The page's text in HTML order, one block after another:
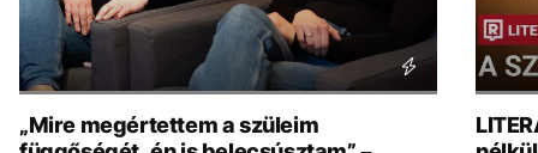
„Mire megértettem a szüleim